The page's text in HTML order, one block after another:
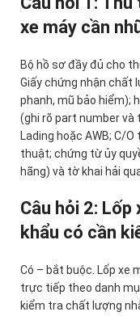
xe máy cần
Bộ hồ sơ đầy đủ cho
Giấy chứng nhận chất
phanh, mũ bảo hiểm);
(ghi rõ part number và
Lading hoặc AWB; C/
thuật; chứng từ ủy
hãng) và tờ khai hải
Câu hỏi 2: Lốp
khẩu có cần
Có – bắt buộc. Lốp xe
trực tiếp theo danh
kiểm tra chất lượng